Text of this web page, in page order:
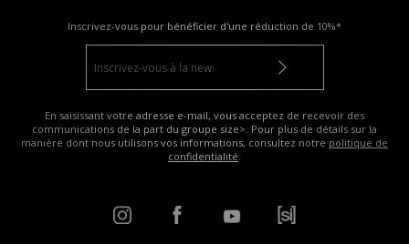
Inscrivez-vous pour bénéficier d'une réduction de 10%*
En saisissant votre adresse e-mail, vous acceptez de recevoir des
communications de la part du groupe size>. Pour plus de détails sur la
manière dont nous utilisons vos informations, consultez notre politique de
confidentialité.